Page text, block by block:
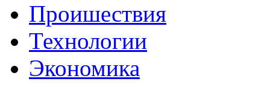
Проишествия
Технологии
Экономика